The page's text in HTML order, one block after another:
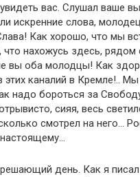
вас. Слушал ваше
искренние слова,
Как хорошо, что мы
что нахожусь здесь, рядом
вы оба молодцы! Как
этих каналий в Кремле!..
надо бороться за
сияя, весь
смот­рел на него…
день. Как я